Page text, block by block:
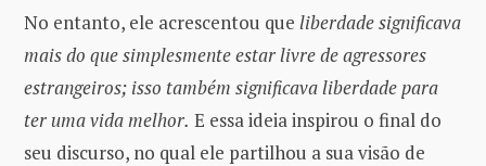
No entanto, ele acrescentou que liberdadesignificava
mais do que simplesmente estar livre de agressores
estrangeiros; isso também significava liberdade para
ter uma vida melhor. E essa ideia inspirou o final do
seu discurso, no qual ele partilhou a sua visão de